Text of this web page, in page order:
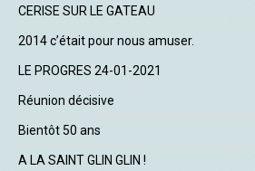
CERISE SUR LE GATEAU
2014 c’était pour nous amuser.
LE PROGRES 24-01-2021
Réunion décisive
Bientôt 50 ans
A LA SAINT GLIN GLIN !